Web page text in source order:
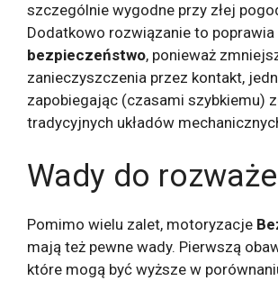
szczególnie wygodne przy złej
Dodatkowo rozwiązanie to poprawia
bezpieczeństwo, ponieważ
zanieczyszczenia przez kontakt,
zapobiegając (czasami szybkiemu)
tradycyjnych układów
Wady do
Pomimo wielu zalet, motoryzacje
mają też pewne wady. Pierwszą
które mogą być wyższe w